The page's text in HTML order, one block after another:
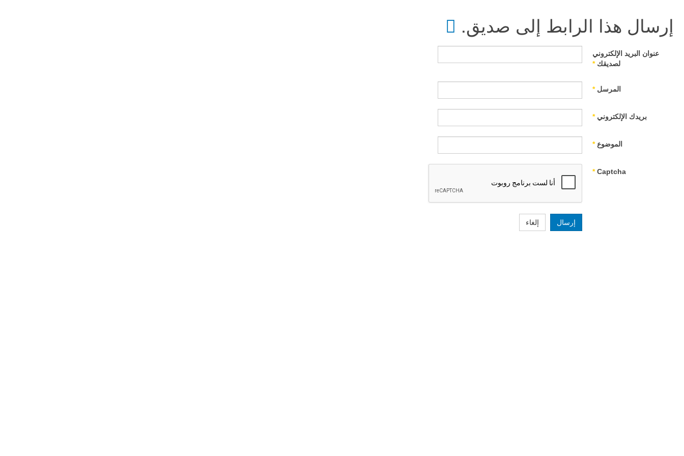
إرسال هذا الرابط إلى صديق.
عنوان البريد الإلكتروني
لصديقك *
المرسل *
بريدك الإلكتروني *
الموضوع *
Captcha
*
إرسال إلغاء